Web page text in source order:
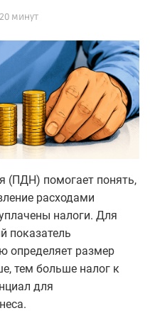
минут
(ПДН) помогает понять,
расходами
налоги. Для
показатель
определяет размер
тем больше налог к
для